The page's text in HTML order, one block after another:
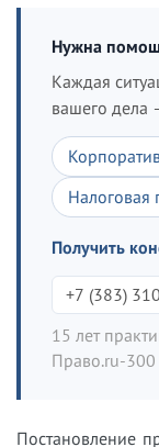
Нужна
Каждая
вашего дела
Налоговая
Получить
+7 (383)
15 лет
Право.ru-300
Постановление